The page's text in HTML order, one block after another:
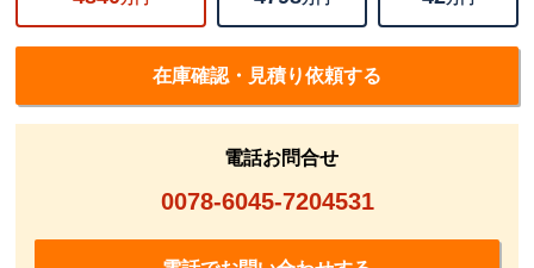
在庫確認・見積り依頼する
電話お問合せ
0078-6045-7204531